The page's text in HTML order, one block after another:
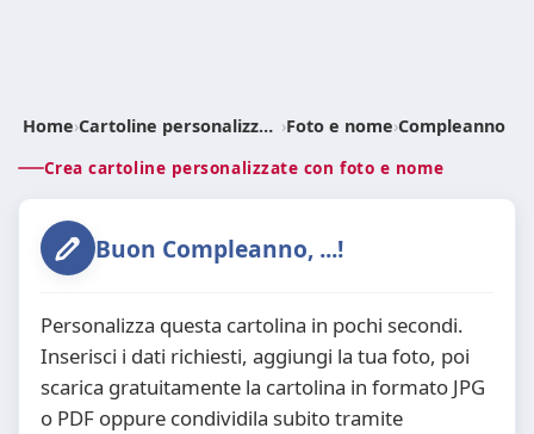
Home› Cartoline personalizzate ›Foto e nome›Compleanno
Crea cartoline personalizzate con foto e nome
Buon Compleanno, ...!
Personalizza questa cartolina in pochi secondi.
Inserisci i dati richiesti, aggiungi la tua foto, poi
scarica gratuitamente la cartolina in formato JPG
o PDF oppure condividila subito tramite